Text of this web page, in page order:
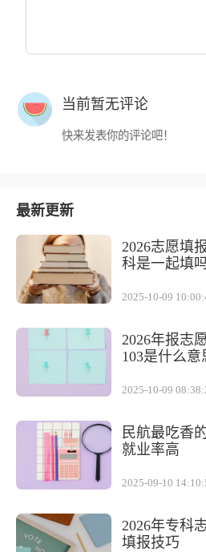
当前暂无评论
快来发表你的评论吧！
最新更新
2026志愿填
科是一起填
2025-10-09
2026年报志
103是什么意
2025-10-09
民航最吃香
就业率高
2025-09-10
2026年专科
填报技巧